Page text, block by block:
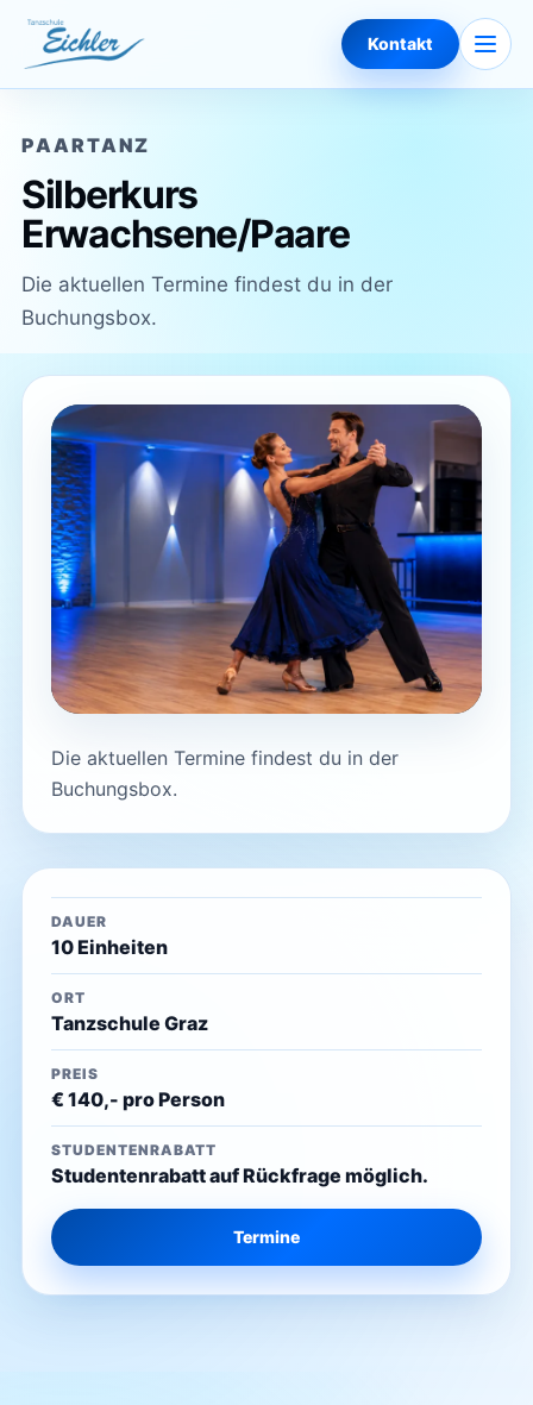
Kontakt
PAARTANZ
Silberkurs
Erwachsene/Paare
Die aktuellen Termine findest du in der
Buchungsbox.
Die aktuellen Termine findest du in der
Buchungsbox.
DAUER
10 Einheiten
ORT
Tanzschule Graz
PREIS
€ 140,- pro Person
STUDENTENRABATT
Studentenrabatt auf Rückfrage möglich.
Termine